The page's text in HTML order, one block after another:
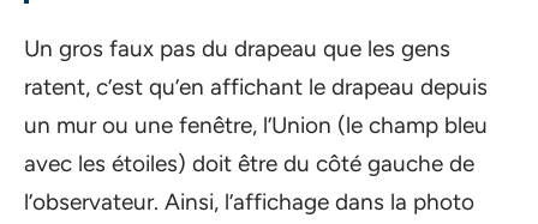
Un gros faux pas du drapeau que les gens
ratent, c’est qu’en affichant le drapeau depuis
un mur ou une fenêtre, l’Union (le champ bleu
avec les étoiles) doit être du côté gauche de
l’observateur. Ainsi, l’affichage dans la photo